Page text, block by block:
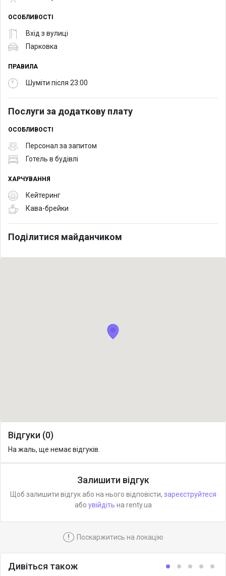
ОСОБЛИВОСТІ
Вхід з вулиці
Парковка
ПРАВИЛА
Шуміти після 23:00
Послуги за додаткову плату
ОСОБЛИВОСТІ
Персонал за запитом
Готель в будівлі
ХАРЧУВАННЯ
Кейтеринг
Кава-брейки
Поділитися майданчиком
Відгуки (0)
На жаль, ще немає відгуків.
Залишити відгук
Щоб залишити відгук або на нього відповісти, зареєструйтеся
або увійдіть на renty.ua
! Поскаржитись на локацію
Дивіться також